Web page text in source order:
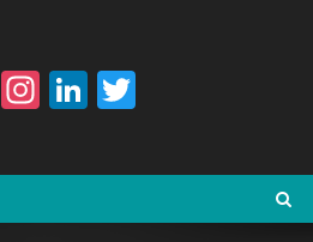
Facebook
Instagram
LinkedIn